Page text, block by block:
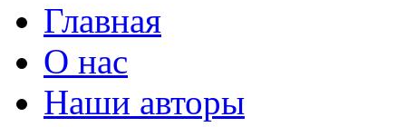
Главная
О нас
Наши авторы